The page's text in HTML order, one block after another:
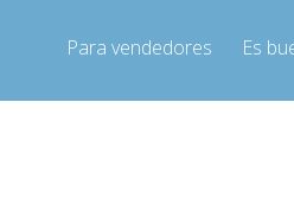
Para vendedores Es
a viernes de 9:00 a De lunes a